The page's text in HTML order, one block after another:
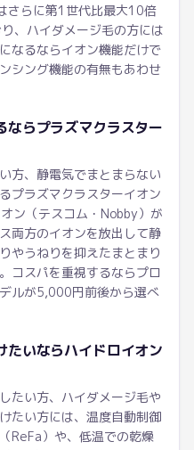
さらに第1世代比最大10倍
、ハイダメージ毛の方には
なるならイオン機能だけで
シング機能の有無もあわせ
ならプラズマクラスター
方、静電気でまとまらない
プラズマクラスターイオン
ン（テスコム・Nobby）が
両方のイオンを放出して静
やうねりを抑えたまとまり
コスパを重視するならプロ
ルが5,000円前後から選べ
たいならハイドロイオン
たい方、ハイダメージ毛や
たい方には、温度自動制御
ReFa）や、低温での乾燥